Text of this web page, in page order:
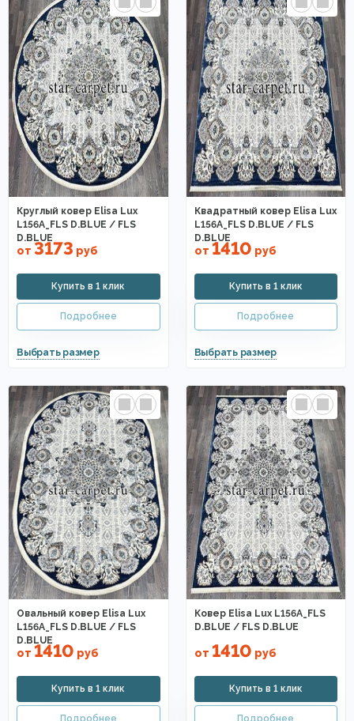
Круглый ковер Elisa Lux
L156A_FLS D.BLUE / FLS
D.BLUE
от 3173 руб
Квадратный ковер Elisa Lux
L156A_FLS D.BLUE / FLS
D.BLUE
от 1410 руб
Овальный ковер Elisa Lux
L156A_FLS D.BLUE / FLS
D.BLUE
от 1410 руб
Ковер Elisa Lux L156A_FLS
D.BLUE / FLS D.BLUE
от 1410 руб